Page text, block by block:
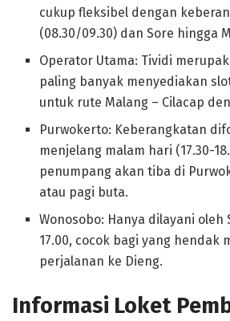
cukup fleksibel dengan
(08.30/09.30) dan Sore hingga
Operator Utama: Tividi
paling banyak menyediakan
untuk rute Malang – Cilacap
Purwokerto: Keberangkatan
menjelang malam hari (17.30-
penumpang akan tiba di
atau pagi buta.
Wonosobo: Hanya dilayani oleh
17.00, cocok bagi yang hendak
perjalanan ke Dieng.
Informasi Loket